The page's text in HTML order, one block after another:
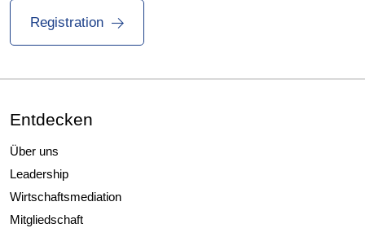
Registration
Entdecken
Über uns
Leadership
Wirtschaftsmediation
Mitgliedschaft